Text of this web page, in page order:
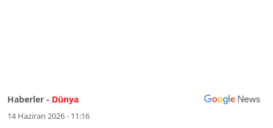
Haberler - Dünya
14 Haziran 2026 - 11:16